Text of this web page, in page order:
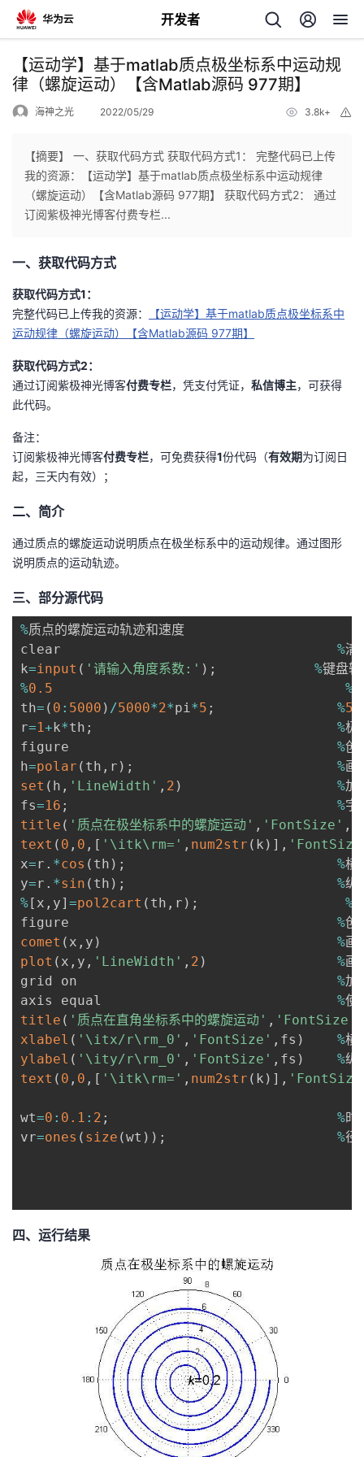
开发者
返
回
个
主
页
的
开
者
我
的
博
客
我
的
论
坛
我
的
圈
子
我
的
直
播
我
的
活
动
我
的
关
注
我
的
开
发
者
学
堂
我
的
课
程
我
的
认
我
的
验
我
收
我
的
Programs
我
的
支
持
我
的
技
术
支
我
的
云
声
议
【运动学】基于matlab质点极坐标系中运动规
律（螺旋运动）【含Matlab源码 977期】
海神之光 2022/05/29 3.8k+
【摘要】 一、获取代码方式 获取代码方式1： 完整代码已上传
我的资源：【运动学】基于matlab质点极坐标系中运动规律
（螺旋运动）【含Matlab源码 977期】 获取代码方式2： 通过
订阅紫极神光博客付费专栏...
一、获取代码方式
获取代码方式1：
完整代码已上传我的资源：
【运动学】基于matlab质点极坐标系中
运动规律（螺旋运动）【含Matlab源码 977期】
获取代码方式2：
通过订阅紫极神光博客付费专栏，凭支付凭证， 私信博主，可获得
此代码。
备注：
订阅紫极神光博客付费专栏，可免费获得1份代码（有效期为订阅日
起，三天内有效）；
二、简介
通过质点的螺旋运动说明质点在极坐标系中的运动规律。通过图形
说明质点的运动轨迹。
三、部分源代码
%质点的螺旋运动轨迹和速度
clear %清
k=input ( '请输入角度系数:' ) ;
%
%0.5 %
th= ( 0 : 5000 ) /5000*2*pi*5 ; %5
r=1+k*th ; %极
figure %创
h=polar ( th , r ) ;
%
set ( h , 'LineWidth' , 2 ) %加
fs=16 ;
%
title ( '质点在极坐标系中的螺旋运动' , 'FontSize' ,
text ( 0 , 0 , [ '\itk\rm=' , num2str ( k ) ] ,
x=r . *cos ( th ) ; %横
y=r . *sin ( th ) ;
%
%[ x , y] =pol2cart ( th , r ) ; %
figure %
comet ( x , y )
%
plot ( x , y , 'LineWidth' , 2 ) %画
grid on %加
axis equal %
title ( '质点在直角坐标系中的螺旋运动' , 'FontSize'
xlabel ( '\itx/r\rm_0' , 'FontSize' , fs )
%
ylabel ( '\ity/r\rm_0' , 'FontSize' , fs )
%
text ( 0 , 0 , [ '\itk\rm=' , num2str ( k ) ] ,
wt=0 : 0.1 : 2 ; %时
vr=ones ( size (wt ) ) ; %径
四、运行结果